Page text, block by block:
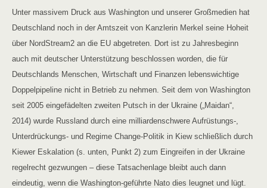
Unter massivem Druck aus Washington und unserer Großmedien hat
Deutschland noch in der Amtszeit von Kanzlerin Merkel seine Hoheit
über NordStream2 an die EU abgetreten. Dort ist zu Jahresbeginn
auch mit deutscher Unterstützung beschlossen worden, die für
Deutschlands Menschen, Wirtschaft und Finanzen lebenswichtige
Doppelpipeline nicht in Betrieb zu nehmen. Seit dem von Washington
seit 2005 eingefädelten zweiten Putsch in der Ukraine („Maidan“,
2014) wurde Russland durch eine milliardenschwere Aufrüstungs-,
Unterdrückungs- und Regime Change-Politik in Kiew schließlich durch
Kiewer Eskalation (s. unten, Punkt 2) zum Eingreifen in der Ukraine
regelrecht gezwungen – diese Tatsachenlage bleibt auch dann
eindeutig, wenn die Washington-geführte Nato dies leugnet und lügt.